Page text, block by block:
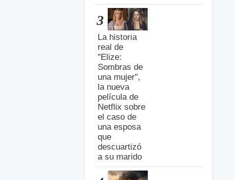
3
La historia
real de
"Elize:
Sombras de
una mujer",
la nueva
película de
Netflix sobre
el caso de
una esposa
que
descuartizó
a su marido